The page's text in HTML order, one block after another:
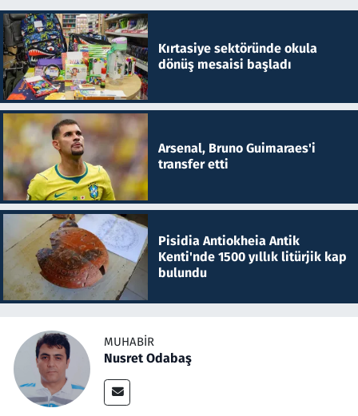
Kırtasiye sektöründe okula
dönüş mesaisi başladı
Arsenal, Bruno Guimaraes'i
transfer etti
Pisidia Antiokheia Antik
Kenti'nde 1500 yıllık litürjik kap
bulundu
MUHABIR
Nusret Odabaş